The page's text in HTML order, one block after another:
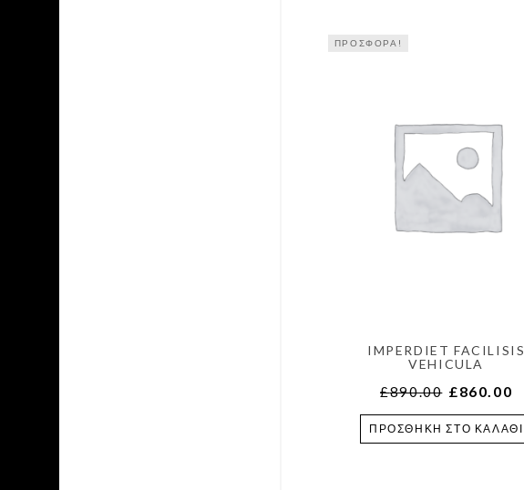
ΠΡΟΣΦΟΡΆ!
IMPERDIET FACILISIS
VEHICULA
£890.00 £860.00
ΠΡΟΣΘΉΚΗ ΣΤΟ ΚΑΛΆΘΙ